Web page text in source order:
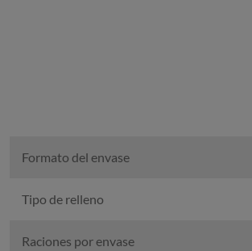
Formato del envase
Tipo de relleno
Raciones por envase